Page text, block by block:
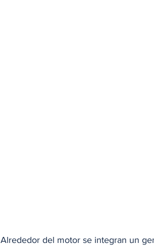
Alrededor del motor se integran un